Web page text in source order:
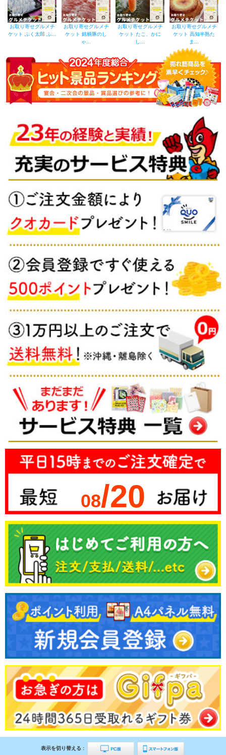
お取り寄せグルメチ
ケット ふく太郎 ふ...
お取り寄せグルメチ
ケット 銘柄豚のし
ゃ...
お取り寄せグルメチ
ケット たこ、かに
し...
お取り寄せグルメチ
ケット 高知半熟た
ま...
08/20
表示を切り替える :